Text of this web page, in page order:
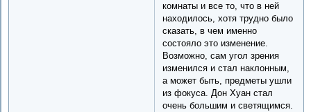
комнаты и все то, что в ней
находилось, хотя трудно было
сказать, в чем именно
состояло это изменение.
Возможно, сам угол зрения
изменился и стал наклонным,
а может быть, предметы ушли
из фокуса. Дон Хуан стал
очень большим и светящимся.